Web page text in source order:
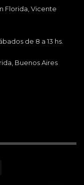
Florida, Vicente
de 8 a 13 hs.
Buenos Aires